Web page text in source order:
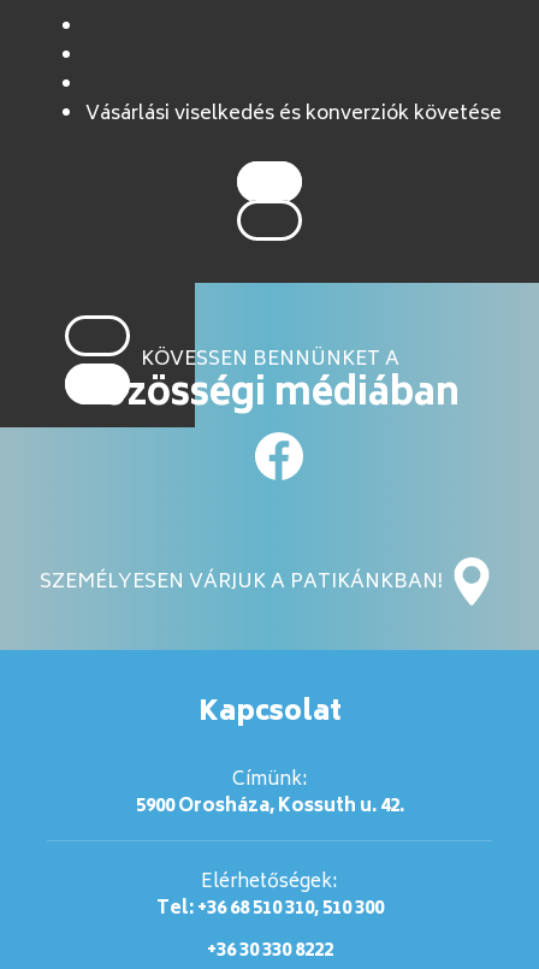
Vásárlási viselkedés és konverziók követése
KÖVESSEN BENNÜNKET A
közösségi médiában
SZEMÉLYESEN VÁRJUK A PATIKÁNKBAN!
Kapcsolat
Címünk:
5900 Orosháza, Kossuth u. 42.
Elérhetőségek:
Tel: +36 68 510 310, 510 300
+36 30 330 8222